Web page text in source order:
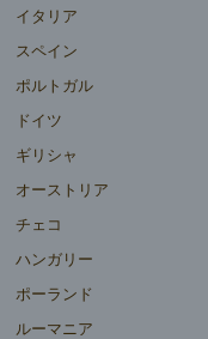
イタリア
スペイン
ポルトガル
ドイツ
ギリシャ
オーストリア
チェコ
ハンガリー
ポーランド
ルーマニア